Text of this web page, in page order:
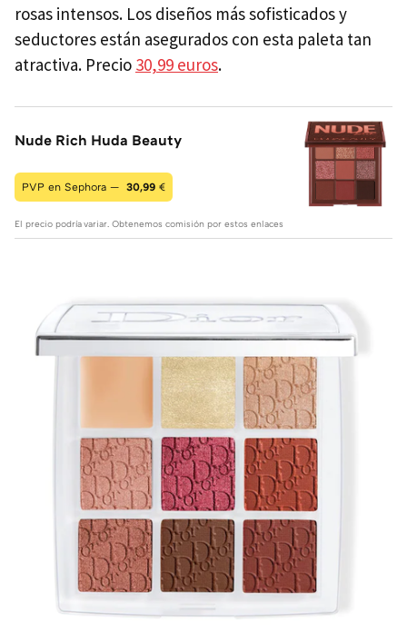
rosas intensos. Los diseños más sofisticados y
seductores están asegurados con esta paleta tan
atractiva. Precio 30,99 euros.
Nude Rich Huda Beauty
PVP en Sephora — 30,99 €
El precio podría variar. Obtenemos comisión por estos enlaces